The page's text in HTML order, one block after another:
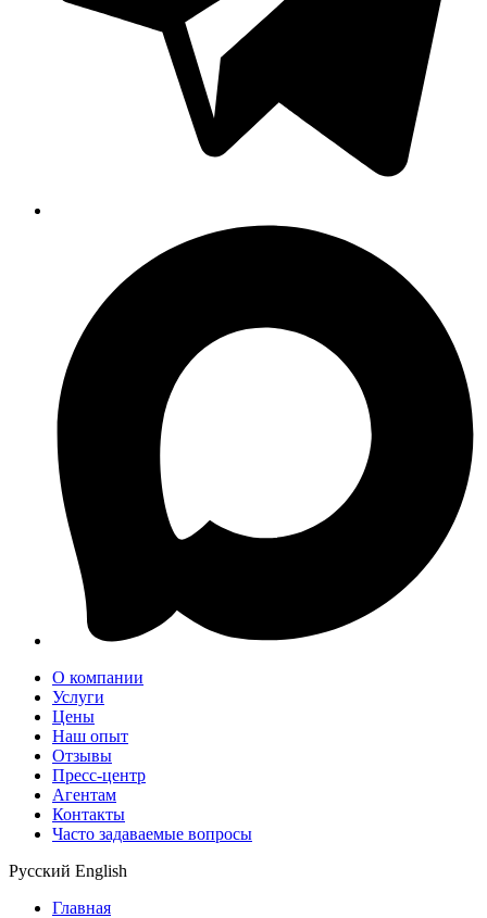
О компании
Услуги
Цены
Наш опыт
Отзывы
Пресс-центр
Агентам
Контакты
Часто задаваемые вопросы
Русский English
Главная